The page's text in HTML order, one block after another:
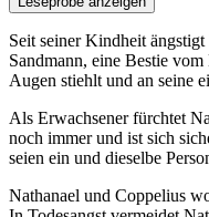
Seit seiner Kindheit
Sandmann, eine Bestie
Augen stiehlt und an seine
Als Erwachsener fürchtet
noch immer und ist sich
seien ein und dieselbe
Nathanael und Coppelius